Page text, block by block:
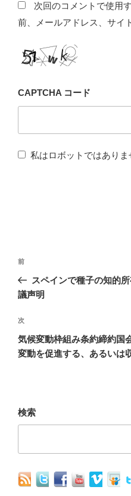
次回のコメントで使用
前、メールアドレス、サイ
CAPTCHA コード
私はロボットではありま
投
稿
ナ
ゲ
ー
前
の
投
前
スペインで種子の知的
議声明
次
の
投
次
気候変動枠組み条約締約国
変動を促進する、あるいは
検索